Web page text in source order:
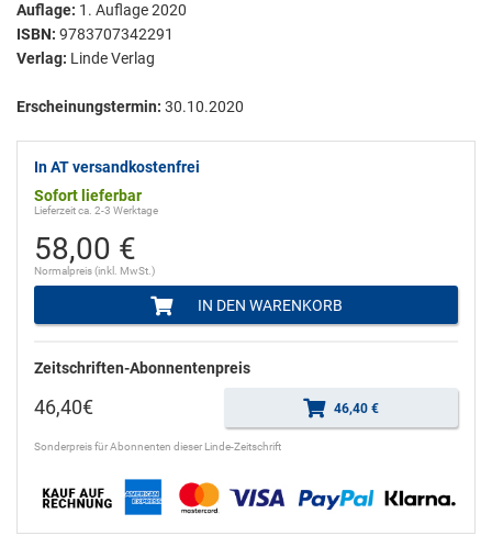
Auflage: 1. Auflage 2020
ISBN: 9783707342291
Verlag: Linde Verlag
Erscheinungstermin: 30.10.2020
In AT versandkostenfrei
Sofort lieferbar
Lieferzeit ca. 2-3 Werktage
58,00 €
Normalpreis (inkl. MwSt.)
IN DEN WARENKORB
Zeitschriften-Abonnentenpreis
46,40€ 46,40 €
Sonderpreis für Abonnenten dieser Linde-Zeitschrift